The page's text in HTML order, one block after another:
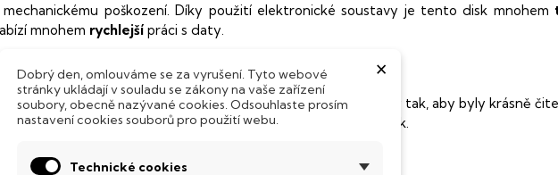
poškození. Díky použití elektronické soustavy je tento disk mnohem
mnohem rychlejší práci s daty.
klávesnice
systém úsporných LED diod osvítí jednotlivé klávesy tak, aby byly krásně
noci, stále však decentně, aby nikterak nedráždily Váš zrak.
Prestige
×
Dobrý den, omlouváme se za vyrušení. Tyto webové
stránky ukládají v souladu se zákony na vaše zařízení
soubory, obecně nazývané cookies. Odsouhlaste prosím
nastavení cookies souborů pro použití webu.
Technické cookies